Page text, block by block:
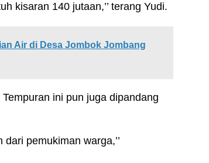
kisaran 140 jutaan,’’ terang Yudi.
Air di Desa Jombok Jombang
ini pun juga dipandang
pemukiman warga,’’